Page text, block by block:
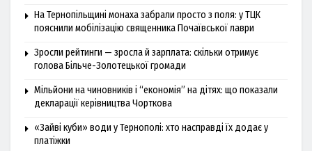
На Тернопільщині монаха забрали просто з поля: у ТЦК
пояснили мобілізацію священника Почаївської лаври
Зросли рейтинги — зросла й зарплата: скільки отримує
голова Більче-Золотецької громади
Мільйони на чиновників і “економія” на дітях: що показали
декларації керівництва Чорткова
«Зайві куби» води у Тернополі: хто насправді їх додає у
платіжки